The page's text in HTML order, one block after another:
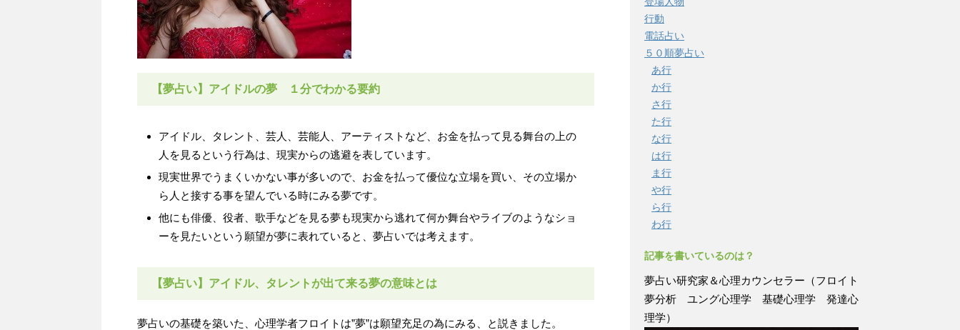
【夢占い】アイドルの夢 １分でわかる要約
アイドル、タレント、芸人、芸能人、アーティストなど、お金を払って見る舞台の上の
人を見るという行為は、現実からの逃避を表しています。
現実世界でうまくいかない事が多いので、お金を払って優位な立場を買い、その立場か
ら人と接する事を望んでいる時にみる夢です。
他にも俳優、役者、歌手などを見る夢も現実から逃れて何か舞台やライブのようなショ
ーを見たいという願望が夢に表れていると、夢占いでは考えます。
【夢占い】アイドル、タレントが出て来る夢の意味とは
夢占いの基礎を築いた、心理学者フロイトは”夢”は願望充足の為にみる、と説きました。
行動
電話占い
５０順夢占い
あ行
か行
さ行
た行
な行
は行
ま行
や行
ら行
わ行
記事を書いているのは？
夢占い研究家＆心理カウンセラー（フロイト
夢分析 ユング心理学 基礎心理学 発達心
理学）